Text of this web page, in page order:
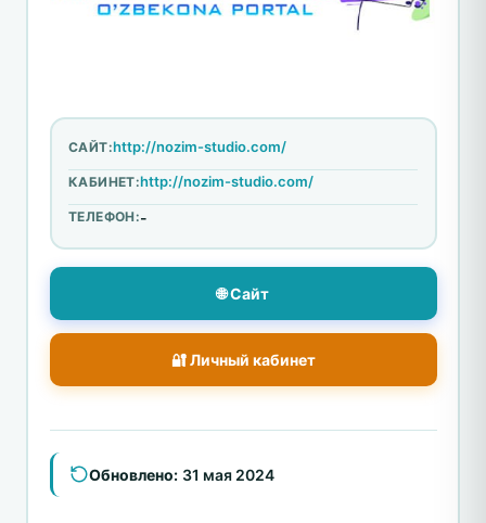
САЙТ:http://nozim-studio.com/
КАБИНЕТ:http://nozim-studio.com/
ТЕЛЕФОН:-
🌐 Сайт
🔐 Личный кабинет
Обновлено: 31 мая 2024